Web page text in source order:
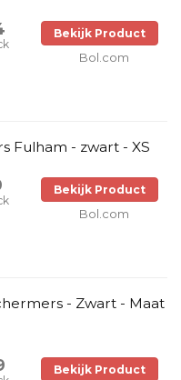
Bekijk Product
Bol.com
Fulham - zwart - XS
Bekijk Product
Bol.com
- Zwart - Maat
Bekijk Product